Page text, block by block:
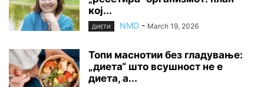
кој...
ДИЕТИ NMD - March 19, 2026
Топи маснотии без гладување:
„диета“ што всушност не е
диета, а...